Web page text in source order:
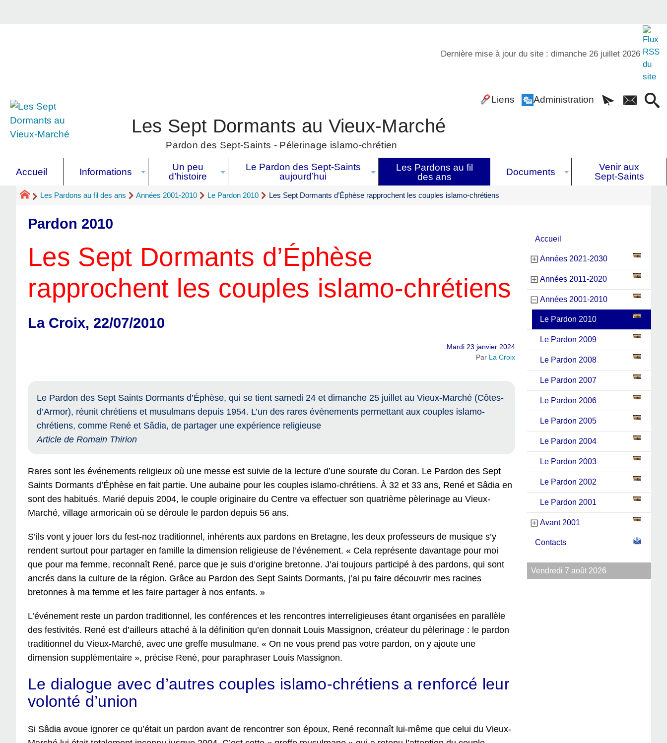
Dernière mise à jour du site : dimanche 26 juillet 2026
Liens Administration
Les Sept Dormants au Vieux-Marché
Pardon des Sept-Saints - Pélerinage islamo-chrétien
Accueil Informations
Un peu
d’histoire
Le Pardon des Sept-Saints
aujourd’hui
Les Pardons au fil
des ans
Documents
Venir aux
Sept-Saints
Les Pardons au fil des ans Années 2001-2010 Le Pardon 2010 Les Sept Dormants d’Éphèse rapprochent les couples islamo-chrétiens
Pardon 2010
Les Sept Dormants d’Éphèse
rapprochent les couples islamo-chrétiens
La Croix, 22/07/2010
Mardi 23 janvier 2024
Par La Croix
Le Pardon des Sept Saints Dormants d’Éphèse, qui se tient samedi 24 et dimanche 25 juillet au Vieux-Marché (Côtes-
d’Armor), réunit chrétiens et musulmans depuis 1954. L’un des rares événements permettant aux couples islamo-
chrétiens, comme René et Sâdia, de partager une expérience religieuse
Article de Romain Thirion
Rares sont les événements religieux où une messe est suivie de la lecture d’une sourate du Coran. Le Pardon des Sept
Saints Dormants d’Éphèse en fait partie. Une aubaine pour les couples islamo-chrétiens. À 32 et 33 ans, René et Sâdia en
sont des habitués. Marié depuis 2004, le couple originaire du Centre va effectuer son quatrième pèlerinage au Vieux-
Marché, village armoricain où se déroule le pardon depuis 56 ans.
S’ils vont y jouer lors du fest-noz traditionnel, inhérents aux pardons en Bretagne, les deux professeurs de musique s’y
rendent surtout pour partager en famille la dimension religieuse de l’événement. « Cela représente davantage pour moi
que pour ma femme, reconnaît René, parce que je suis d’origine bretonne. J’ai toujours participé à des pardons, qui sont
ancrés dans la culture de la région. Grâce au Pardon des Sept Saints Dormants, j’ai pu faire découvrir mes racines
bretonnes à ma femme et les faire partager à nos enfants. »
L’événement reste un pardon traditionnel, les conférences et les rencontres interreligieuses étant organisées en parallèle
des festivités. René est d’ailleurs attaché à la définition qu’en donnait Louis Massignon, créateur du pèlerinage : le pardon
traditionnel du Vieux-Marché, avec une greffe musulmane. « On ne vous prend pas votre pardon, on y ajoute une
dimension supplémentaire », précise René, pour paraphraser Louis Massignon.
Le dialogue avec d’autres couples islamo-chrétiens a renforcé leur
volonté d’union
Si Sâdia avoue ignorer ce qu’était un pardon avant de rencontrer son époux, René reconnaît lui-même que celui du Vieux-
Accueil
Années 2021-2030
Années 2011-2020
Années 2001-2010
Le Pardon 2010
Le Pardon 2009
Le Pardon 2008
Le Pardon 2007
Le Pardon 2006
Le Pardon 2005
Le Pardon 2004
Le Pardon 2003
Le Pardon 2002
Le Pardon 2001
Avant 2001
Contacts
Vendredi 7 août 2026